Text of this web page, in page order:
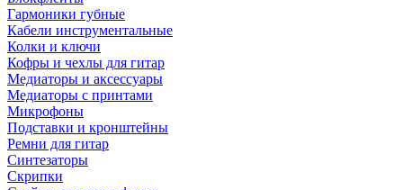
Гармоники губные
Кабели инструментальные
Колки и ключи
Кофры и чехлы для гитар
Медиаторы и аксессуары
Медиаторы с принтами
Микрофоны
Подставки и кронштейны
Ремни для гитар
Синтезаторы
Скрипки